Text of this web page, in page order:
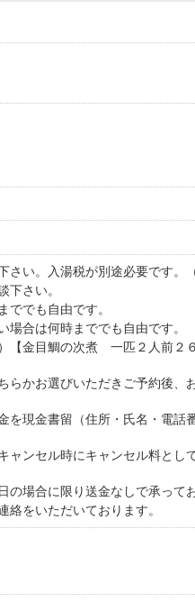
い。入湯税が別途必要です。
さい。
でも自由です。
合は何時まででも自由です。
【金目鯛の次煮 一匹２人前２
かお選びいただきご予約後、
現金書留（住所・氏名・電話
ンセル時にキャンセル料とし
場合に限り送金なしで承って
をいただいております。